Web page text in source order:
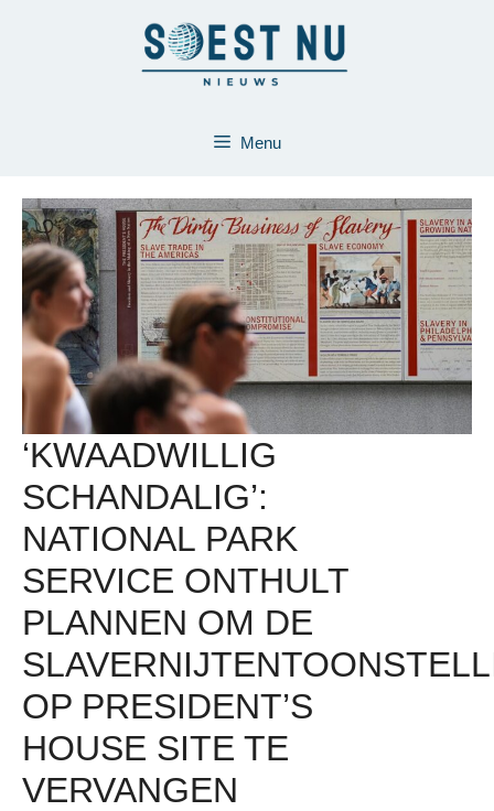
Menu
‘KWAADWILLIG
SCHANDALIG’:
NATIONAL PARK
SERVICE ONTHULT
PLANNEN OM DE
OP PRESIDENT’S
HOUSE SITE TE
VERVANGEN